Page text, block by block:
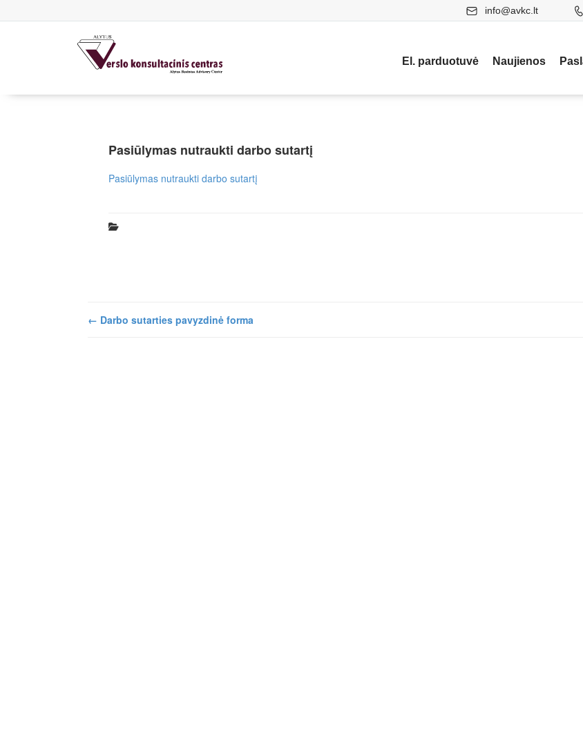
info@avkc.lt
El. parduotuvė Naujienos
Pasiūlymas nutraukti darbo sutartį
Pasiūlymas nutraukti darbo sutartį
← Darbo sutarties pavyzdinė forma